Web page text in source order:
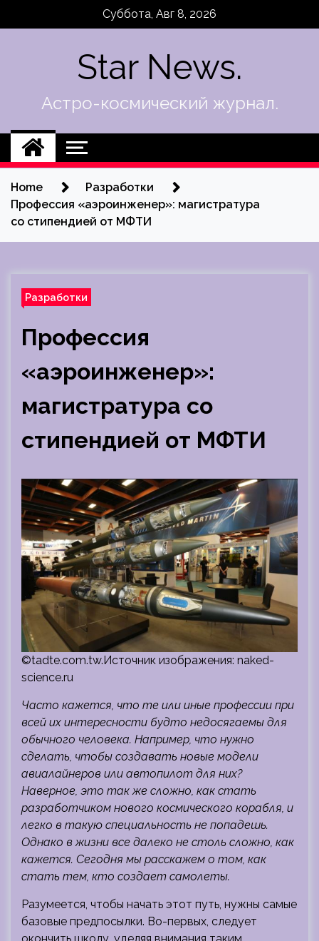
Суббота, Авг 8, 2026
Star News.
Астро-космический журнал.
Home
Разработки
Профессия «аэроинженер»: магистратура
со стипендией от МФТИ
Разработки
Профессия
«аэроинженер»:
магистратура со
стипендией от МФТИ
©tadte.com.tw.Источник изображения: naked-
science.ru
Часто кажется, что те или иные профессии при
всей их интересности будто недосягаемы для
обычного человека. Например, что нужно
сделать, чтобы создавать новые модели
авиалайнеров или автопилот для них?
Наверное, это так же сложно, как стать
разработчиком нового космического корабля, и
легко в такую специальность не попадешь.
Однако в жизни все далеко не столь сложно, как
кажется. Сегодня мы расскажем о том, как
стать тем, кто создает самолеты.
Разумеется, чтобы начать этот путь, нужны самые
базовые предпосылки. Во-первых, следует
окончить школу, уделяя внимания таким